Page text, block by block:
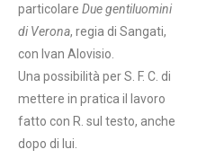
particolare Due gentiluomini
di Verona, regia di Sangati,
con Ivan Alovisio.
Una possibilità per S. F. C. di
mettere in pratica il lavoro
fatto con R. sul testo, anche
dopo di lui.